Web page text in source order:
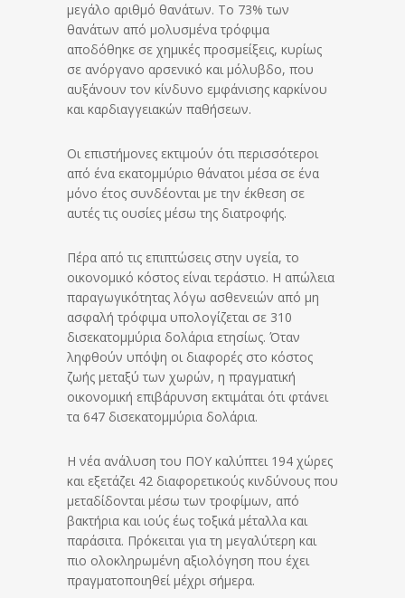
μεγάλο αριθμό θανάτων. Το 73% των
θανάτων από μολυσμένα τρόφιμα
αποδόθηκε σε χημικές προσμείξεις, κυρίως
σε ανόργανο αρσενικό και μόλυβδο, που
αυξάνουν τον κίνδυνο εμφάνισης καρκίνου
και καρδιαγγειακών παθήσεων.
Οι επιστήμονες εκτιμούν ότι περισσότεροι
από ένα εκατομμύριο θάνατοι μέσα σε ένα
μόνο έτος συνδέονται με την έκθεση σε
αυτές τις ουσίες μέσω της διατροφής.
Πέρα από τις επιπτώσεις στην υγεία, το
οικονομικό κόστος είναι τεράστιο. Η απώλεια
παραγωγικότητας λόγω ασθενειών από μη
ασφαλή τρόφιμα υπολογίζεται σε 310
δισεκατομμύρια δολάρια ετησίως. Όταν
ληφθούν υπόψη οι διαφορές στο κόστος
ζωής μεταξύ των χωρών, η πραγματική
οικονομική επιβάρυνση εκτιμάται ότι φτάνει
τα 647 δισεκατομμύρια δολάρια.
Η νέα ανάλυση του ΠΟΥ καλύπτει 194 χώρες
και εξετάζει 42 διαφορετικούς κινδύνους που
μεταδίδονται μέσω των τροφίμων, από
βακτήρια και ιούς έως τοξικά μέταλλα και
παράσιτα. Πρόκειται για τη μεγαλύτερη και
πιο ολοκληρωμένη αξιολόγηση που έχει
πραγματοποιηθεί μέχρι σήμερα.